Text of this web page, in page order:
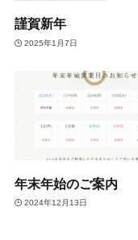
謹賀新年
2025年1月7日
年末年始のご案内
2024年12月13日